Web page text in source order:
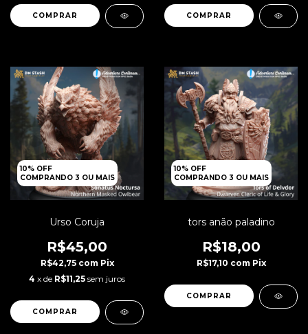
10% OFF
COMPRANDO 3 OU MAIS
Urso Coruja
R$45,00
R$42,75 com Pix
4 x de R$11,25 sem juros
10% OFF
COMPRANDO 3 OU MAIS
tors anão paladino
R$18,00
R$17,10 com Pix